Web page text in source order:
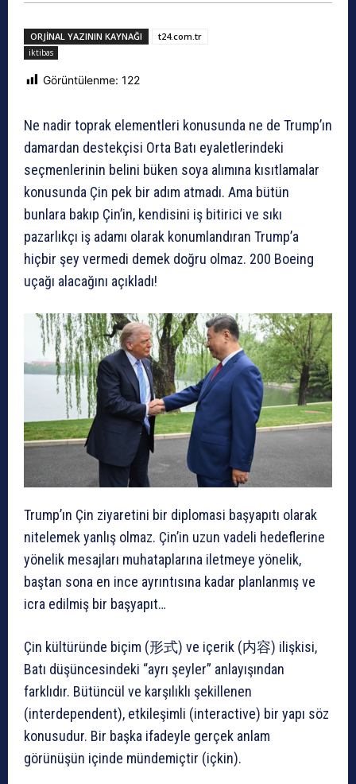
ORJINAL YAZININ KAYNAĞI t24.com.tr
iktibas
Görüntülenme: 122
Ne nadir toprak elementleri konusunda ne de Trump’ın
damardan destekçisi Orta Batı eyaletlerindeki
seçmenlerinin belini büken soya alımına kısıtlamalar
konusunda Çin pek bir adım atmadı. Ama bütün
bunlara bakıp Çin’in, kendisini iş bitirici ve sıkı
pazarlıkçı iş adamı olarak konumlandıran Trump’a
hiçbir şey vermedi demek doğru olmaz. 200 Boeing
uçağı alacağını açıkladı!
Trump’ın Çin ziyaretini bir diplomasi başyapıtı olarak
nitelemek yanlış olmaz. Çin’in uzun vadeli hedeflerine
yönelik mesajları muhataplarına iletmeye yönelik,
baştan sona en ince ayrıntısına kadar planlanmış ve
icra edilmiş bir başyapıt…
Çin kültüründe biçim (形式) ve içerik (内容) ilişkisi,
Batı düşüncesindeki “ayrı şeyler” anlayışından
farklıdır. Bütüncül ve karşılıklı şekillenen
(interdependent), etkileşimli (interactive) bir yapı söz
konusudur. Bir başka ifadeyle gerçek anlam
görünüşün içinde mündemiçtir (içkin).